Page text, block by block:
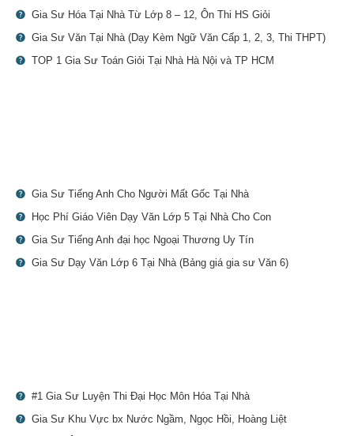
Gia Sư Hóa Tại Nhà Từ Lớp 8 – 12, Ôn Thi HS Giỏi
Gia Sư Văn Tại Nhà (Dạy Kèm Ngữ Văn Cấp 1, 2, 3, Thi THPT)
TOP 1 Gia Sư Toán Giỏi Tại Nhà Hà Nội và TP HCM
Gia Sư Tiếng Anh Cho Người Mất Gốc Tại Nhà
Học Phí Giáo Viên Dạy Văn Lớp 5 Tại Nhà Cho Con
Gia Sư Tiếng Anh đại học Ngoại Thương Uy Tín
Gia Sư Dạy Văn Lớp 6 Tại Nhà (Bảng giá gia sư Văn 6)
#1 Gia Sư Luyện Thi Đại Học Môn Hóa Tại Nhà
Gia Sư Khu Vực bx Nước Ngầm, Ngọc Hồi, Hoàng Liệt